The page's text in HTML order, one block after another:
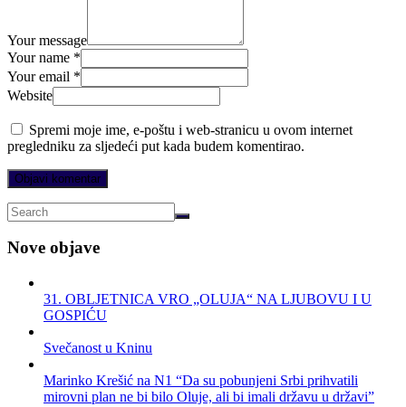
Your message
Your name *
Your email *
Website
Spremi moje ime, e-poštu i web-stranicu u ovom internet
pregledniku za sljedeći put kada budem komentirao.
Nove objave
31. OBLJETNICA VRO „OLUJA“ NA LJUBOVU I U
GOSPIĆU
Svečanost u Kninu
Marinko Krešić na N1 “Da su pobunjeni Srbi prihvatili
mirovni plan ne bi bilo Oluje, ali bi imali državu u državi”